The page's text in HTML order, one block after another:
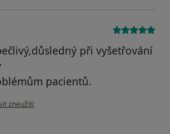
při vyšetřování
pacientů.
uživatele Zdeněk
zneužití